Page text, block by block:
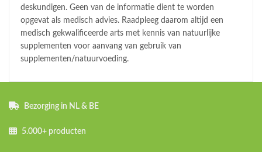
deskundigen. Geen van de informatie dient te worden
opgevat als medisch advies. Raadpleeg daarom altijd een
medisch gekwalificeerde arts met kennis van natuurlijke
supplementen voor aanvang van gebruik van
supplementen/natuurvoeding.
Bezorging in NL & BE
5.000+ producten